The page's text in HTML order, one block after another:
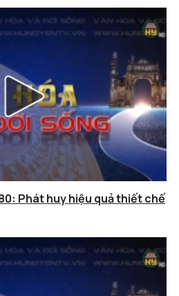
Phát huy hiệu quả thiết chế